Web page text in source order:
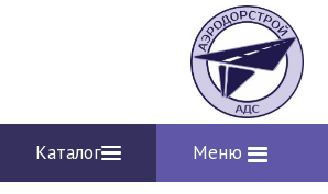
Каталог Меню